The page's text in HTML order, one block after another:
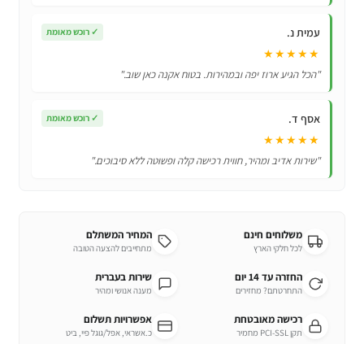
עמית נ. ✓ רוכש מאומת
★★★★★
"הכל הגיע ארוז יפה ובמהירות. בטוח אקנה כאן שוב."
אסף ד. ✓ רוכש מאומת
★★★★★
"שירות אדיב ומהיר, חווית רכישה קלה ופשוטה ללא סיבוכים."
משלוחים חינם
לכל חלקי הארץ
המחיר המשתלם
מתחייבים להצעה הטובה
החזרה עד 14 יום
התחרטתם? מחזירים
שירות בעברית
מענה אנושי ומהיר
רכישה מאובטחת
תקן PCI-SSL מחמיר
אפשרויות תשלום
כ.אשראי, אפל/גוגל פיי, ביט